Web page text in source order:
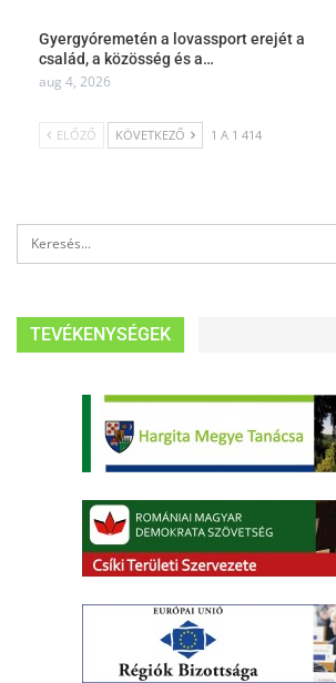
Gyergyóremetén a lovassport erejét a
család, a közösség és a…
aug 4, 2026
ELŐZŐ KÖVETKEZŐ 1 A 1 414
TEVÉKENYSÉGEK